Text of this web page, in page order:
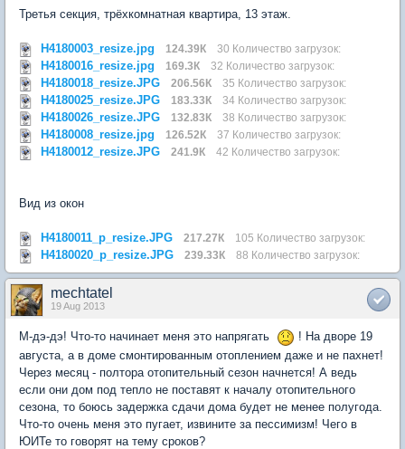
Третья секция, трёхкомнатная квартира, 13 этаж.
H4180003_resize.jpg 124.39К 30 Количество загрузок:
H4180016_resize.jpg 169.3К 32 Количество загрузок:
H4180018_resize.JPG 206.56К 35 Количество загрузок:
H4180025_resize.JPG 183.33К 34 Количество загрузок:
H4180026_resize.JPG 132.83К 38 Количество загрузок:
H4180008_resize.jpg 126.52К 37 Количество загрузок:
H4180012_resize.JPG 241.9К 42 Количество загрузок:
Вид из окон
H4180011_p_resize.JPG 217.27К 105 Количество загрузок:
H4180020_p_resize.JPG 239.33К 88 Количество загрузок:
mechtatel
19 Aug 2013
М-дэ-дэ! Что-то начинает меня это напрягать
! На дворе 19
августа, а в доме смонтированным отоплением даже и не пахнет!
Через месяц - полтора отопительный сезон начнется! А ведь
если они дом под тепло не поставят к началу отопительного
сезона, то боюсь задержка сдачи дома будет не менее полугода.
Что-то очень меня это пугает, извините за пессимизм! Чего в
ЮИТе то говорят на тему сроков?